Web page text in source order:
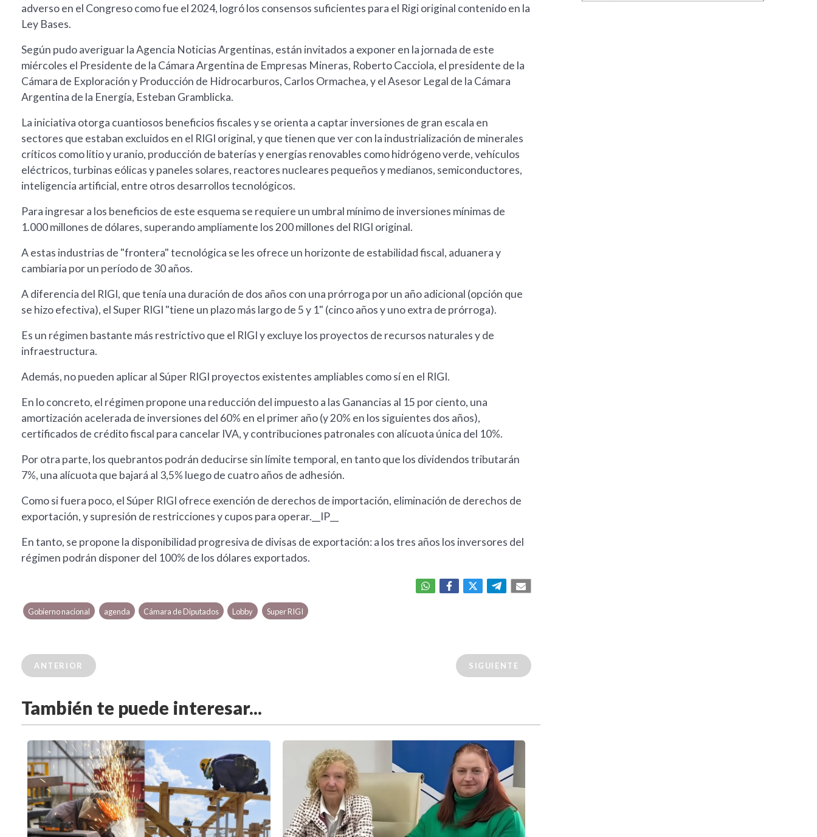
adverso en el Congreso como fue el 2024, logró los consensos suficientes para el Rigi original contenido en la
Ley Bases.
Según pudo averiguar la Agencia Noticias Argentinas, están invitados a exponer en la jornada de este
miércoles el Presidente de la Cámara Argentina de Empresas Mineras, Roberto Cacciola, el presidente de la
Cámara de Exploración y Producción de Hidrocarburos, Carlos Ormachea, y el Asesor Legal de la Cámara
Argentina de la Energía, Esteban Gramblicka.
La iniciativa otorga cuantiosos beneficios fiscales y se orienta a captar inversiones de gran escala en
sectores que estaban excluidos en el RIGI original, y que tienen que ver con la industrialización de minerales
críticos como litio y uranio, producción de baterías y energías renovables como hidrógeno verde, vehículos
eléctricos, turbinas eólicas y paneles solares, reactores nucleares pequeños y medianos, semiconductores,
inteligencia artificial, entre otros desarrollos tecnológicos.
Para ingresar a los beneficios de este esquema se requiere un umbral mínimo de inversiones mínimas de
1.000 millones de dólares, superando ampliamente los 200 millones del RIGI original.
A estas industrias de "frontera" tecnológica se les ofrece un horizonte de estabilidad fiscal, aduanera y
cambiaria por un período de 30 años.
A diferencia del RIGI, que tenía una duración de dos años con una prórroga por un año adicional (opción que
se hizo efectiva), el Super RIGI "tiene un plazo más largo de 5 y 1" (cinco años y uno extra de prórroga).
Es un régimen bastante más restrictivo que el RIGI y excluye los proyectos de recursos naturales y de
infraestructura.
Además, no pueden aplicar al Súper RIGI proyectos existentes ampliables como sí en el RIGI.
En lo concreto, el régimen propone una reducción del impuesto a las Ganancias al 15 por ciento, una
amortización acelerada de inversiones del 60% en el primer año (y 20% en los siguientes dos años),
certificados de crédito fiscal para cancelar IVA, y contribuciones patronales con alícuota única del 10%.
Por otra parte, los quebrantos podrán deducirse sin límite temporal, en tanto que los dividendos tributarán
7%, una alícuota que bajará al 3,5% luego de cuatro años de adhesión.
Como si fuera poco, el Súper RIGI ofrece exención de derechos de importación, eliminación de derechos de
exportación, y supresión de restricciones y cupos para operar.__IP__
En tanto, se propone la disponibilidad progresiva de divisas de exportación: a los tres años los inversores del
régimen podrán disponer del 100% de los dólares exportados.
Gobierno nacional agenda Cámara de Diputados Lobby Super RIGI
ANTERIOR SIGUIENTE
También te puede interesar...